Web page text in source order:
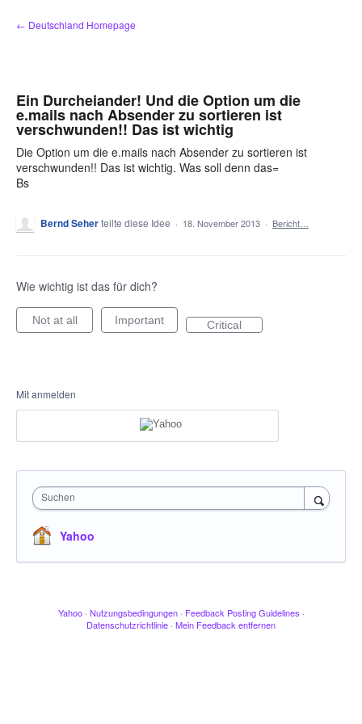
Zum
Inhalt
← Deutschland Homepage
Ein Durcheiander! Und die Option um die
e.mails nach Absender zu sortieren ist
verschwunden!! Das ist wichtig
Die Option um die e.mails nach Absender zu sortieren ist
verschwunden!! Das ist wichtig. Was soll denn das=
Bs
Bernd Seherteilte diese Idee · 18. November 2013 · Bericht…
Wie wichtig ist das für dich?
Not at all Important Critical
Mit anmelden
Suchen
Yahoo
Yahoo · Nutzungsbedingungen · Feedback Posting Guidelines ·
Datenschutzrichtlinie · Mein Feedback entfernen